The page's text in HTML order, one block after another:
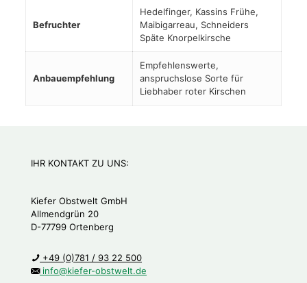
Befruchter
Hedelfinger, Kassins Frühe,
Maibigarreau, Schneiders
Späte Knorpelkirsche
Anbauempfehlung
Empfehlenswerte,
anspruchslose Sorte für
Liebhaber roter Kirschen
IHR KONTAKT ZU UNS:
Kiefer Obstwelt GmbH
Allmendgrün 20
D-77799 Ortenberg
+49 (0)781 / 93 22 500
info@kiefer-obstwelt.de